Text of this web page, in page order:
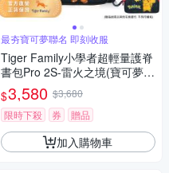
最夯寶可夢聯名 即刻收服
Tiger Family小學者超輕量護脊
書包Pro 2S-雷火之境(寶可夢聯
名款)
$3,580 $3,680
限時下殺
券 贈品
加入購物車